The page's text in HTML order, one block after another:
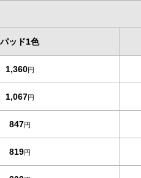
パッド1色
1,360円
1,067円
847円
819円